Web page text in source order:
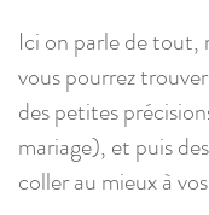
Ici on parle de tout,
vous pourrez
des petites
mariage), et puis
coller au mieux à